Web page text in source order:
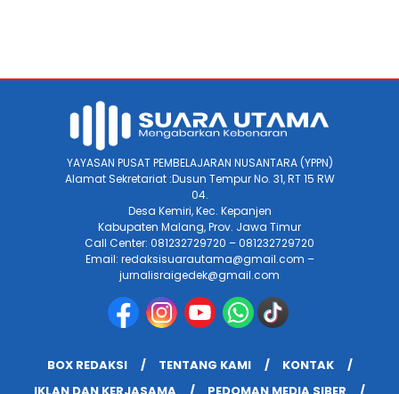
YAYASAN PUSAT PEMBELAJARAN NUSANTARA (YPPN)
Alamat Sekretariat :Dusun Tempur No. 31, RT 15 RW
04.
Desa Kemiri, Kec. Kepanjen
Kabupaten Malang, Prov. Jawa Timur
Call Center: 081232729720 – 081232729720
Email: redaksisuarautama@gmail.com –
jurnalisraigedek@gmail.com
BOX REDAKSI TENTANG KAMI
KONTAK